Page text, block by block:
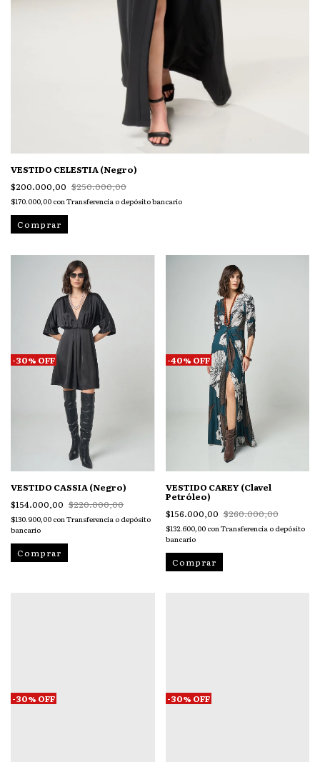
VESTIDO CELESTIA (Negro)
$200.000,00 $250.000,00
$170.000,00 con Transferencia o depósito bancario
Comprar
-30% OFF
VESTIDO CASSIA (Negro)
$154.000,00 $220.000,00
$130.900,00 con Transferencia o depósito
bancario
Comprar
-40% OFF
VESTIDO CAREY (Clavel
Petróleo)
$156.000,00 $260.000,00
$132.600,00 con Transferencia o depósito
bancario
Comprar
-30% OFF -30% OFF